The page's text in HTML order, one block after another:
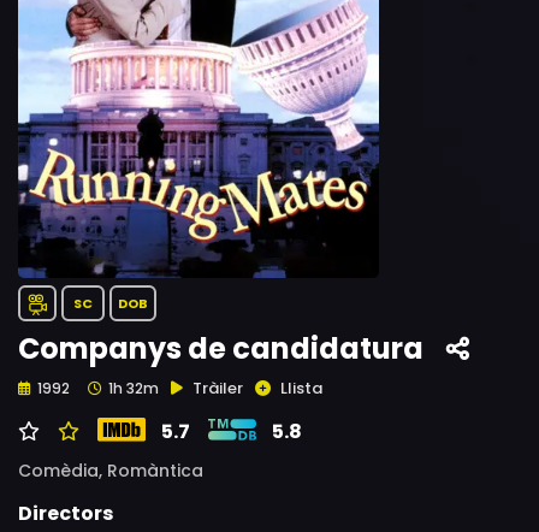
SC DOB
Companys de candidatura
1992 1h 32m Tràiler Llista
5.7 5.8
Comèdia, Romàntica
Directors